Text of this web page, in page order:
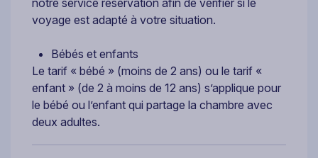
voyage est adapté à votre situation.
Bébés et enfants
Le tarif « bébé » (moins de 2 ans) ou le tarif «
enfant » (de 2 à moins de 12 ans) s’applique pour
le bébé ou l’enfant qui partage la chambre avec
deux adultes.